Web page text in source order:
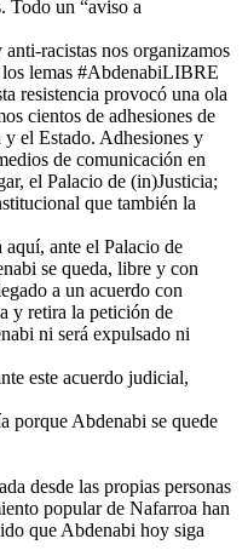
Todo un “aviso a
racistas nos organizamos
lemas #AbdenabiLIBRE
resistencia provocó una ola
cientos de adhesiones de
el Estado. Adhesiones y
de comunicación en
el Palacio de (in)Justicia;
que también la
ante el Palacio de
se queda, libre y con
a un acuerdo con
y retira la petición de
ni será expulsado ni
este acuerdo judicial,
porque Abdenabi se quede
desde las propias personas
popular de Nafarroa han
que Abdenabi hoy siga